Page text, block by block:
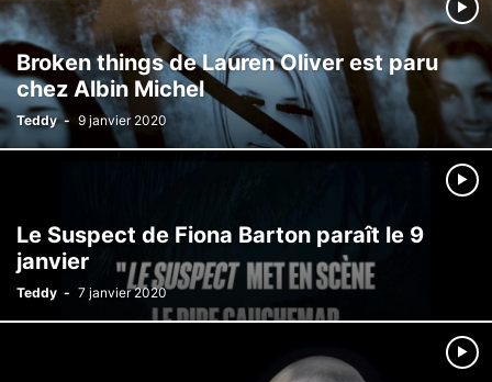
Broken things de Lauren Oliver est paru
chez Albin Michel
Teddy - 9 janvier 2020
Le Suspect de Fiona Barton paraît le 9
janvier
Teddy - 7 janvier 2020